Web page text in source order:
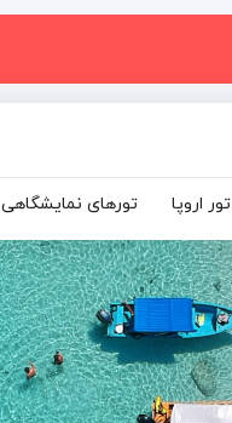
تور اروپا تورهای نمایشگاهی